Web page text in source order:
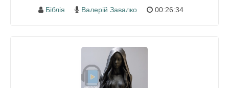
Біблія Валерій Завалко 00:26:34